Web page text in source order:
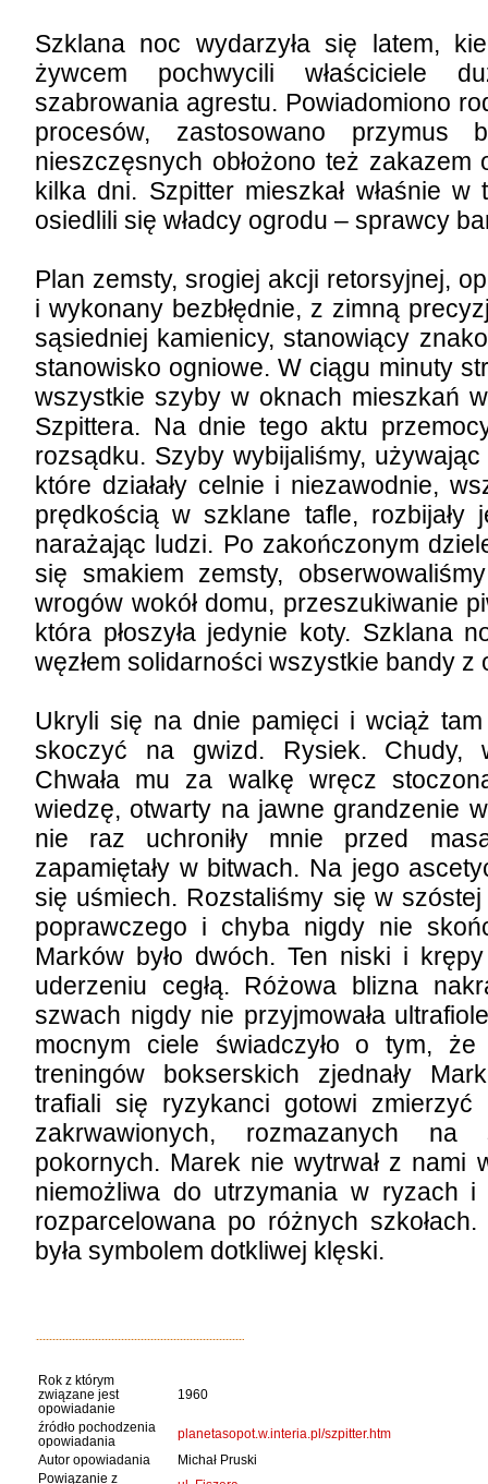
Szklana noc wydarzyła się latem,
żywcem pochwycili właściciele
szabrowania agrestu. Powiadomiono
procesów, zastosowano przymus
nieszczęsnych obłożono też
kilka dni. Szpitter mieszkał właśnie
osiedlili się władcy ogrodu – sprawcy
Plan zemsty, srogiej akcji retorsyjnej,
i wykonany bezbłędnie, z zimną
sąsiedniej kamienicy, stanowiący
stanowisko ogniowe. W ciągu minuty
wszystkie szyby w oknach mieszkań
Szpittera. Na dnie tego aktu
rozsądku. Szyby wybijaliśmy,
które działały celnie i niezawodnie,
prędkością w szklane tafle, rozbijały
narażając ludzi. Po zakończonym
się smakiem zemsty,
wrogów wokół domu, przeszukiwanie
która płoszyła jedynie koty. Szklana
węzłem solidarności wszystkie bandy z
Ukryli się na dnie pamięci i wciąż
skoczyć na gwizd. Rysiek. Chudy,
Chwała mu za walkę wręcz
wiedzę, otwarty na jawne grandzenie
nie raz uchroniły mnie przed
zapamiętały w bitwach. Na jego
się uśmiech. Rozstaliśmy się w
poprawczego i chyba nigdy nie
Marków było dwóch. Ten niski i
uderzeniu cegłą. Różowa blizna
szwach nigdy nie przyjmowała
mocnym ciele świadczyło o tym, że
treningów bokserskich zjednały
trafiali się ryzykanci gotowi zmierzyć
zakrwawionych, rozmazanych
pokornych. Marek nie wytrwał z nami
niemożliwa do utrzymania w ryzach i
rozparcelowana po różnych
była symbolem dotkliwej klęski.
Rok z którym
związane jest
opowiadanie
1960
źródło pochodzenia
opowiadania
planetasopot.w.interia.pl/szpitter.htm
Autor opowiadania
Michał Pruski
Powiązanie z